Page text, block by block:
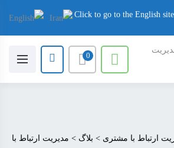
Click to go to the English site
0
ارتباط با مشتری > بلاگ > مدیریت ارتباط با